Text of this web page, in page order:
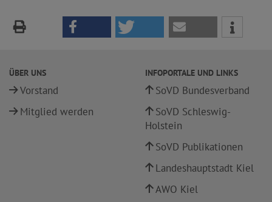
ÜBER UNS
Vorstand
Mitglied werden
INFOPORTALE UND LINKS
SoVD Bundesverband
SoVD Schleswig-
Holstein
SoVD Publikationen
Landeshauptstadt Kiel
AWO Kiel